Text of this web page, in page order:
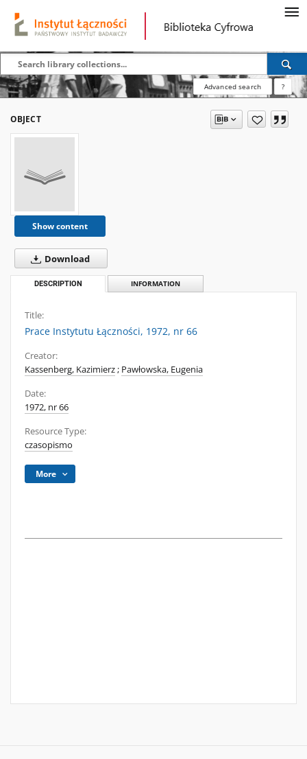
Advanced search ?
OBJECT
Show content
Download
DESCRIPTION INFORMATION
Title:
Prace Instytutu Łączności, 1972, nr 66
Creator:
Kassenberg, Kazimierz; Pawłowska, Eugenia
Date:
1972, nr 66
Resource Type:
czasopismo
More